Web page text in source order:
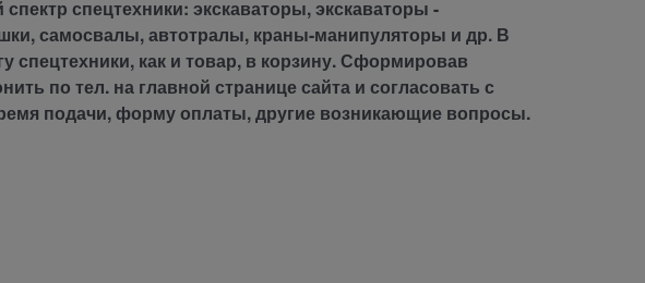
спецтехники: экскаваторы, экскаваторы -
самосвалы, автотралы, краны-манипуляторы и др. В
спецтехники, как и товар, в корзину. Сформировав
по тел. на главной странице сайта и согласовать с
подачи, форму оплаты, другие возникающие вопросы.